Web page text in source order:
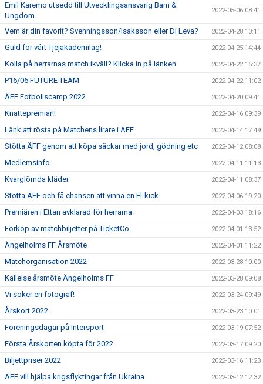
Emil Karemo utsedd till Utvecklingsansvarig Barn &
Ungdom
2022-05-06 08:41
Vem är din favorit? Svenningsson/Isaksson eller Di Leva? 2022-04-28 10:11
Guld för vårt Tjejakademilag! 2022-04-25 14:44
Kolla på herrarnas match ikväll? Klicka in på länken 2022-04-22 15:37
P16/06 FUTURE TEAM 2022-04-22 11:02
ÄFF Fotbollscamp 2022 2022-04-20 09:41
Knattepremiär!! 2022-04-16 09:39
Länk att rösta på Matchens lirare i ÄFF 2022-04-14 17:49
Stötta ÄFF genom att köpa säckar med jord, gödning etc 2022-04-12 08:08
Medlemsinfo 2022-04-11 11:13
Kvarglömda kläder 2022-04-11 08:37
Stötta ÄFF och få chansen att vinna en El-kick 2022-04-06 19:20
Premiären i Ettan avklarad för herrarna. 2022-04-03 18:16
Förköp av matchbiljetter på TicketCo 2022-04-01 13:52
Ängelholms FF Årsmöte 2022-04-01 11:22
Matchorganisation 2022 2022-03-28 10:00
Kallelse årsmöte Ängelholms FF 2022-03-28 09:08
Vi söker en fotograf! 2022-03-24 09:49
Årskort 2022 2022-03-23 10:01
Föreningsdagar på Intersport 2022-03-19 07:52
Första Årskorten köpta för 2022 2022-03-17 09:20
Biljettpriser 2022 2022-03-16 11:23
ÄFF vill hjälpa krigsflyktingar från Ukraina 2022-03-12 12:32